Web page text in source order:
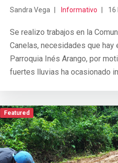
Sandra Vega Informativo 16
Se realizo trabajos en la
Canelas, necesidades que hay
Parroquia Inés Arango, por
fuertes lluvias ha ocasionado
Featured